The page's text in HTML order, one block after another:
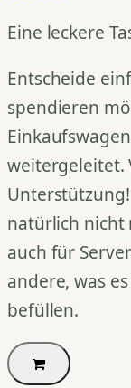
Eine leckere
Entscheide
spendieren
weitergeleitet.
Unterstützung!
natürlich nicht
auch für
andere, was
befüllen.